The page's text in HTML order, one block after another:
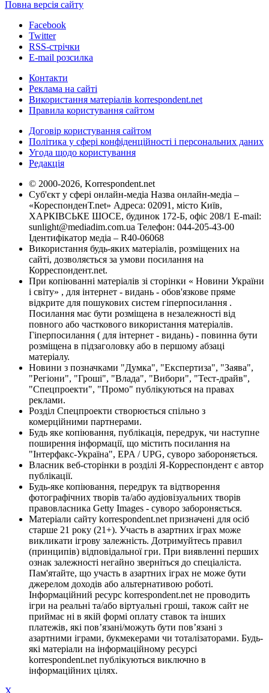
Повна версія сайту
Facebook
Twitter
RSS-стрічки
E-mail розсилка
Контакти
Реклама на сайті
Використання матеріалів korrespondent.net
Правила користування сайтом
Договір користування сайтом
Політика у сфері конфіденційності і персональних даних
Угода щодо користування
Редакція
© 2000-2026, Korrespondent.net
Суб'єкт у сфері онлайн-медіа Назва онлайн-медіа –
«КореспонденТ.net» Адреса: 02091, місто Київ,
ХАРКІВСЬКЕ ШОСЕ, будинок 172-Б, офіс 208/1 E-mail:
sunlight@mediadim.com.ua Телефон: 044-205-43-00
Ідентифікатор медіа – R40-06068
Використання будь-яких матеріалів, розміщених на
сайті, дозволяється за умови посилання на
Корреспондент.net.
При копіюванні матеріалів зі сторінки « Новини України
і світу» , для інтернет - видань - обов'язкове пряме
відкрите для пошукових систем гіперпосилання .
Посилання має бути розміщена в незалежності від
повного або часткового використання матеріалів.
Гіперпосилання ( для інтернет - видань) - повинна бути
розміщена в підзаголовку або в першому абзаці
матеріалу.
Новини з позначками "Думка", "Експертиза", "Заява",
"Регіони", "Гроші", "Влада", "Вибори", "Тест-драйв",
"Спецпроекти", "Промо" публікуються на правах
реклами.
Розділ Спецпроекти створюється спільно з
комерційними партнерами.
Будь яке копіювання, публікація, передрук, чи наступне
поширення інформації, що містить посилання на
"Інтерфакс-Україна", EPA / UPG, суворо забороняється.
Власник веб-сторінки в розділі Я-Корреспондент є автор
публікації.
Будь-яке копіювання, передрук та відтворення
фотографічних творів та/або аудіовізуальних творів
правовласника Getty Images - суворо забороняється.
Матеріали сайту korrespondent.net призначені для осіб
старше 21 року (21+). Участь в азартних іграх може
викликати ігрову залежність. Дотримуйтесь правил
(принципів) відповідальної гри. При виявленні перших
ознак залежності негайно зверніться до спеціаліста.
Пам'ятайте, що участь в азартних іграх не може бути
джерелом доходів або альтернативою роботі.
Інформаційний ресурс korrespondent.net не проводить
ігри на реальні та/або віртуальні гроші, також сайт не
приймає ні в якій формі оплату ставок та інших
платежів, які пов’язані/можуть бути пов’язані з
азартними іграми, букмекерами чи тоталізаторами. Будь-
які матеріали на інформаційному ресурсі
korrespondent.net публікуються виключно в
інформаційних цілях.
X